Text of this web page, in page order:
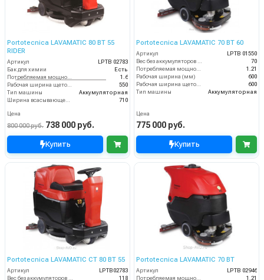
Portotecnica LAVAMATIC 80 BT 55
RIDER
Артикул
LPTB 02783
Бак для химии
Есть
1.6
550
Тип машины
Аккумуляторная
710
Цена
800 000 руб. 738 000 руб.
Купить
Portotecnica LAVAMATIC 70 BT 60
Артикул
LPTB 01550
70
1.21
Рабочая ширина (мм)
600
600
Тип машины
Аккумуляторная
Цена
775 000 руб.
Купить
Portotecnica LAVAMATIC CT 80 BT 55
Артикул
LPTB02783
118
Portotecnica LAVAMATIC 70 BT
Артикул
LPTB 02946
1.21